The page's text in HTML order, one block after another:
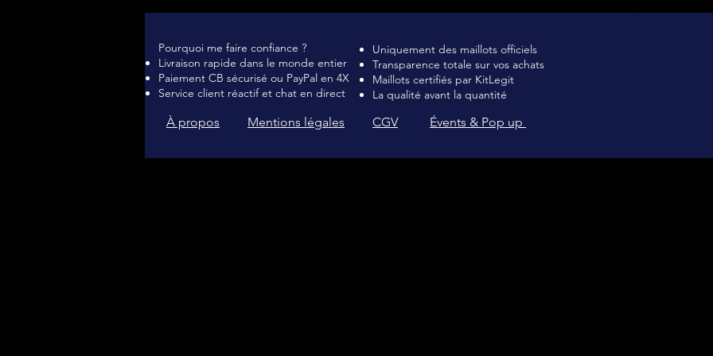
Pourquoi me faire confiance ?
Livraison rapide dans le monde entier
Paiement CB sécurisé ou PayPal en 4X
Service client réactif et chat en direct
Uniquement des maillots officiels
Transparence totale sur vos achats
Maillots certifiés par KitLegit
La qualité avant la quantité
À propos Mentions légales CGV Évents & Pop up